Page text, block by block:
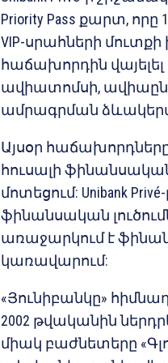
Priority Pass քարտ,
VIP-սրահների մուտքի
հաճախորդին
ավիատոմսի,
ամրագրման
Այսօր
հուսալի
մոտեցում: Unibank
ֆինանսական
առաջարկում է
կառավարում:
«Յունիբանկը»
2002 թվականին
միակ բաժնետերը